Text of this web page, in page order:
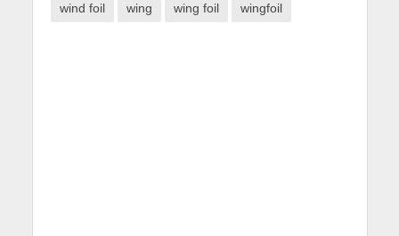
wind foil wing wing foil wingfoil